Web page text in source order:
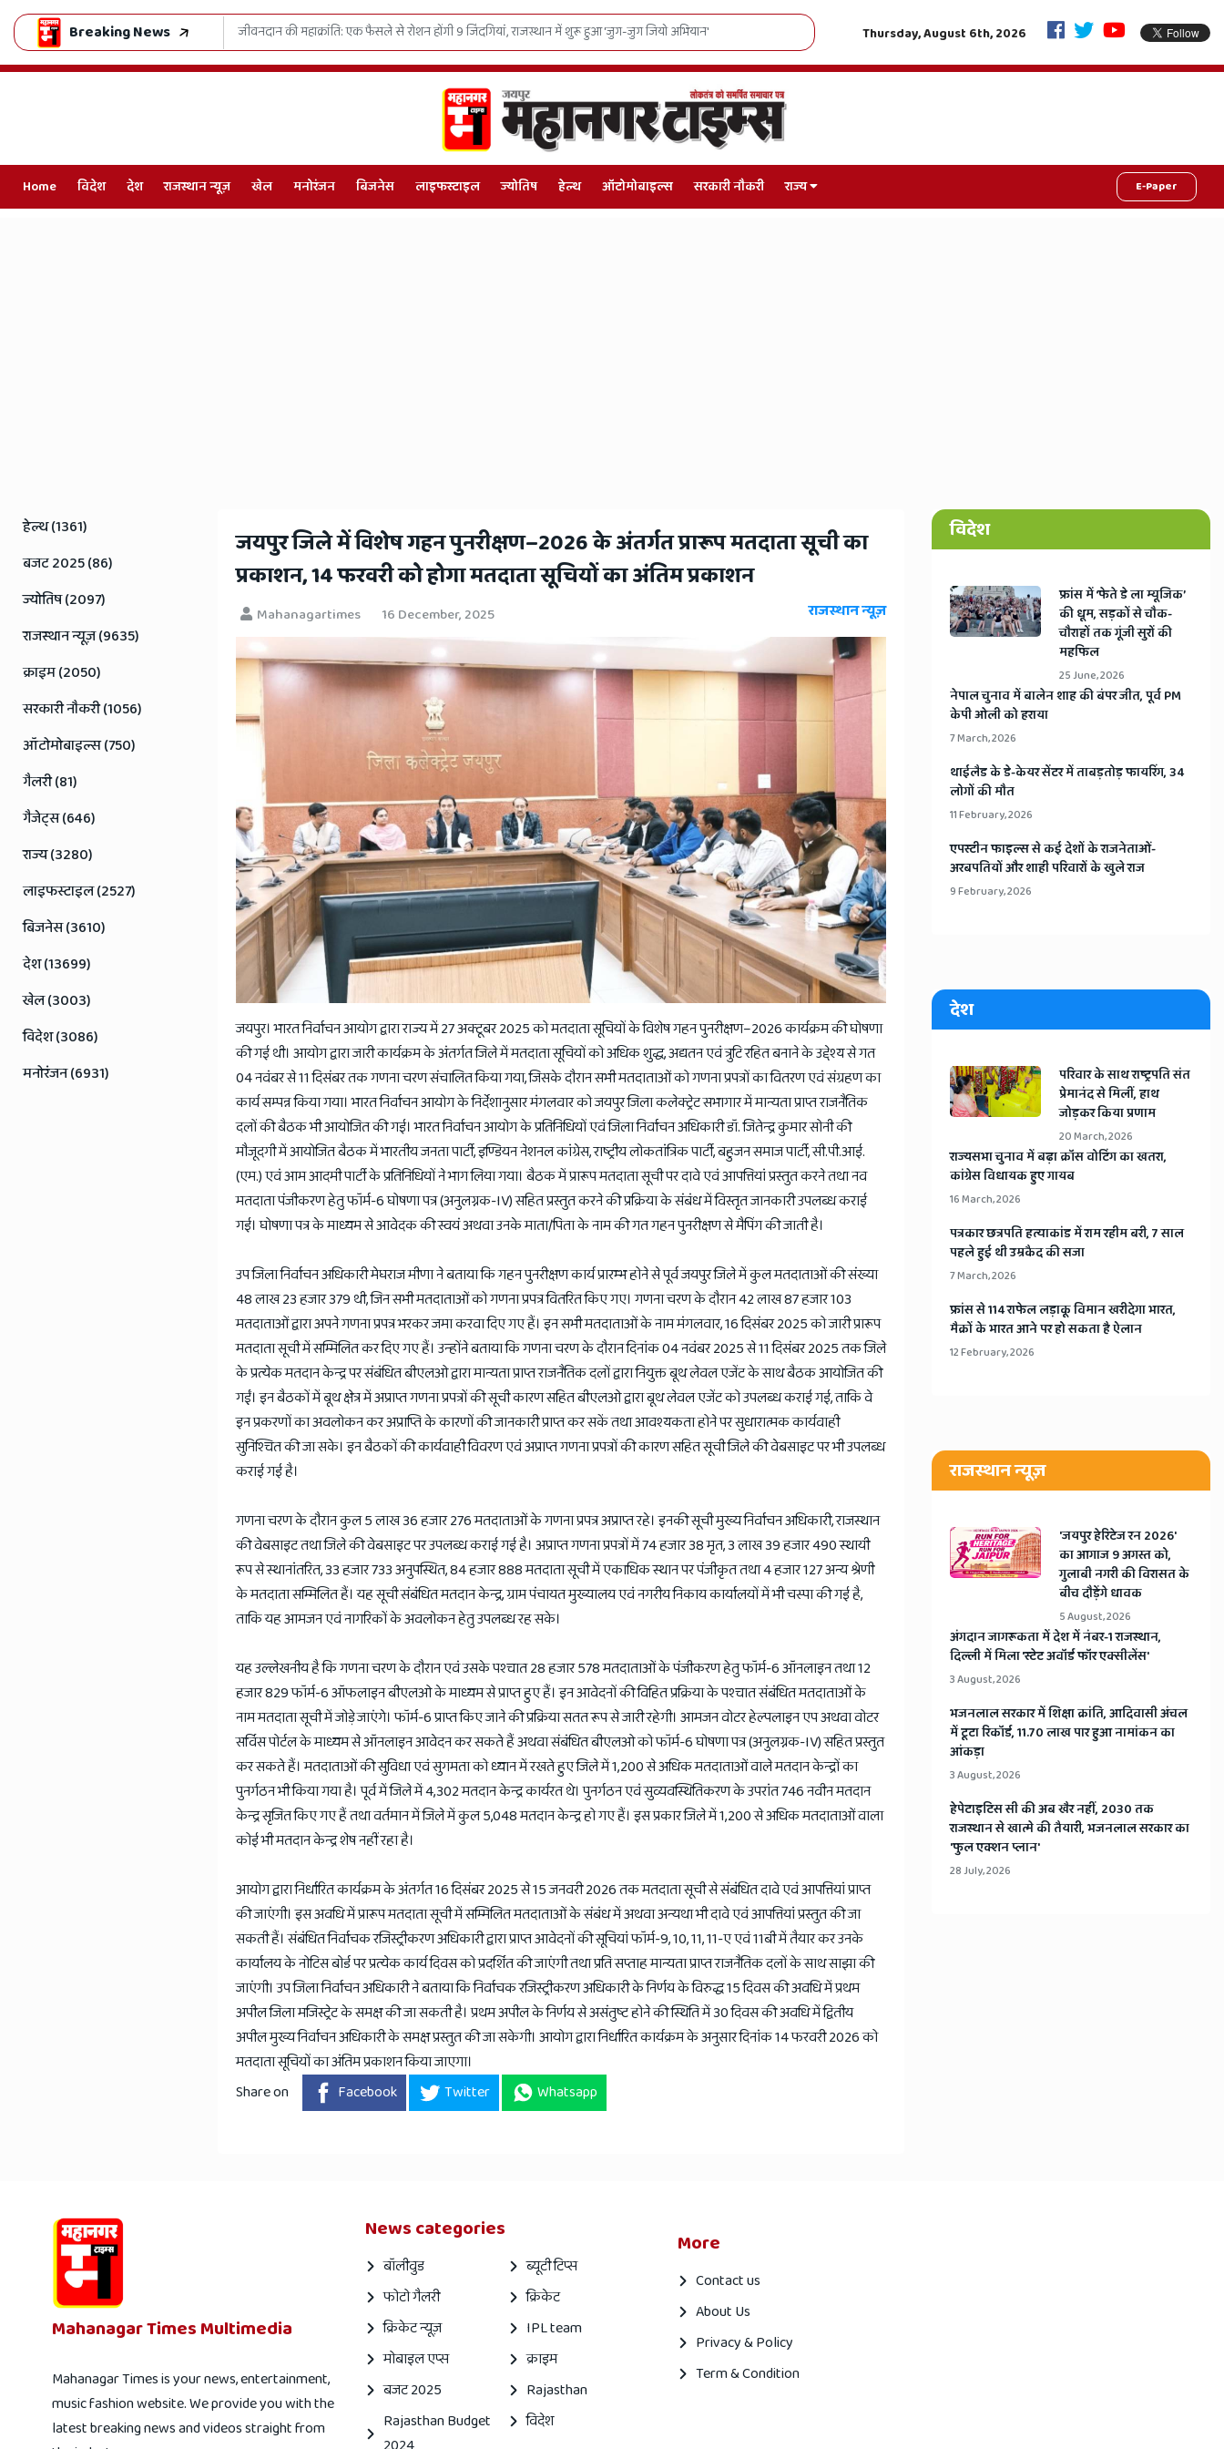
Breaking News
'जुग-जुग जियो अभियान' काशी की पवित्र रज से महका राजस्थान: 1138 मंडलों और गांवों में पहुंचेगा संत रविदास जी का संदेश हरियाली की क्रांति, राजस्थान में रचा इतिहास: मुख्यमंत्री ने किया 33 करोड़ की ‘चंदन वन
Thursday, August 6th, 2026
Home विदेश देश राजस्थान न्यूज़ खेल मनोरंजन बिजनेस लाइफस्टाइल ज्योतिष हेल्थ ऑटोमोबाइल्स सरकारी नौकरी राज्य E-Paper
​जयपुर जिले में विशेष गहन पुनरीक्षण–2026 के अंतर्गत प्रारूप मतदाता सूची का
प्रकाशन, 14 फरवरी को होगा मतदाता सूचियों का अंतिम प्रकाशन
Mahanagartimes 16 December, 2025 राजस्थान न्यूज़
जयपुर। भारत निर्वाचन आयोग द्वारा राज्य में 27 अक्टूबर 2025 को मतदाता सूचियों के विशेष गहन पुनरीक्षण–2026 कार्यक्रम की घोषणा
की गई थी। आयोग द्वारा जारी कार्यक्रम के अंतर्गत जिले में मतदाता सूचियों को अधिक शुद्ध, अद्यतन एवं त्रुटि रहित बनाने के उद्देश्य से गत
04 नवंबर से 11 दिसंबर तक गणना चरण संचालित किया गया, जिसके दौरान सभी मतदाताओं को गणना प्रपत्रों का वितरण एवं संग्रहण का
कार्य सम्पन्न किया गया। भारत निर्वाचन आयोग के निर्देशानुसार मंगलवार को जयपुर जिला कलेक्ट्रेट सभागार में मान्यता प्राप्त राजनैतिक
दलों की बैठक भी आयोजित की गई। भारत निर्वाचन आयोग के प्रतिनिधियों एवं जिला निर्वाचन अधिकारी डॉ. जितेन्द्र कुमार सोनी की
मौजूदगी में आयोजित बैठक में भारतीय जनता पार्टी, इण्डियन नेशनल कांग्रेस, राष्ट्रीय लोकतांत्रिक पार्टी, बहुजन समाज पार्टी, सी.पी.आई.
(एम.) एवं आम आदमी पार्टी के प्रतिनिधियों ने भाग लिया गया। बैठक में प्रारूप मतदाता सूची पर दावे एवं आपत्तियां प्रस्तुत करने तथा नव
मतदाता पंजीकरण हेतु फॉर्म-6 घोषणा पत्र (अनुलग्नक-IV) सहित प्रस्तुत करने की प्रक्रिया के संबंध में विस्तृत जानकारी उपलब्ध कराई
गई। घोषणा पत्र के माध्यम से आवेदक की स्वयं अथवा उनके माता/पिता के नाम की गत गहन पुनरीक्षण से मैपिंग की जाती है।
उप जिला निर्वाचन अधिकारी मेघराज मीणा ने बताया कि गहन पुनरीक्षण कार्य प्रारम्भ होने से पूर्व जयपुर जिले में कुल मतदाताओं की संख्या
48 लाख 23 हजार 379 थी, जिन सभी मतदाताओं को गणना प्रपत्र वितरित किए गए। गणना चरण के दौरान 42 लाख 87 हजार 103
मतदाताओं द्वारा अपने गणना प्रपत्र भरकर जमा करवा दिए गए हैं। इन सभी मतदाताओं के नाम मंगलवार, 16 दिसंबर 2025 को जारी प्रारूप
मतदाता सूची में सम्मिलित कर दिए गए हैं। उन्होंने बताया कि गणना चरण के दौरान दिनांक 04 नवंबर 2025 से 11 दिसंबर 2025 तक जिले
के प्रत्येक मतदान केन्द्र पर संबंधित बीएलओ द्वारा मान्यता प्राप्त राजनैतिक दलों द्वारा नियुक्त बूथ लेवल एजेंट के साथ बैठक आयोजित की
गईं। इन बैठकों में बूथ क्षेत्र में अप्राप्त गणना प्रपत्रों की सूची कारण सहित बीएलओ द्वारा बूथ लेवल एजेंट को उपलब्ध कराई गई, ताकि वे
इन प्रकरणों का अवलोकन कर अप्राप्ति के कारणों की जानकारी प्राप्त कर सकें तथा आवश्यकता होने पर सुधारात्मक कार्यवाही
सुनिश्चित की जा सके। इन बैठकों की कार्यवाही विवरण एवं अप्राप्त गणना प्रपत्रों की कारण सहित सूची जिले की वेबसाइट पर भी उपलब्ध
कराई गई है।
गणना चरण के दौरान कुल 5 लाख 36 हजार 276 मतदाताओं के गणना प्रपत्र अप्राप्त रहे। इनकी सूची मुख्य निर्वाचन अधिकारी, राजस्थान
की वेबसाइट तथा जिले की वेबसाइट पर उपलब्ध कराई गई है। अप्राप्त गणना प्रपत्रों में 74 हजार 38 मृत, 3 लाख 39 हजार 490 स्थायी
रूप से स्थानांतरित, 33 हजार 733 अनुपस्थित, 84 हजार 888 मतदाता सूची में एकाधिक स्थान पर पंजीकृत तथा 4 हजार 127 अन्य श्रेणी
के मतदाता सम्मिलित हैं। यह सूची संबंधित मतदान केन्द्र, ग्राम पंचायत मुख्यालय एवं नगरीय निकाय कार्यालयों में भी चस्पा की गई है,
ताकि यह आमजन एवं नागरिकों के अवलोकन हेतु उपलब्ध रह सके।
यह उल्लेखनीय है कि गणना चरण के दौरान एवं उसके पश्चात 28 हजार 578 मतदाताओं के पंजीकरण हेतु फॉर्म-6 ऑनलाइन तथा 12
हजार 829 फॉर्म-6 ऑफलाइन बीएलओ के माध्यम से प्राप्त हुए हैं। इन आवेदनों की विहित प्रक्रिया के पश्चात संबंधित मतदाताओं के
नाम मतदाता सूची में जोड़े जाएंगे। फॉर्म-6 प्राप्त किए जाने की प्रक्रिया सतत रूप से जारी रहेगी। आमजन वोटर हेल्पलाइन एप अथवा वोटर
सर्विस पोर्टल के माध्यम से ऑनलाइन आवेदन कर सकते हैं अथवा संबंधित बीएलओ को फॉर्म-6 घोषणा पत्र (अनुलग्नक-IV) सहित प्रस्तुत
कर सकते हैं। मतदाताओं की सुविधा एवं सुगमता को ध्यान में रखते हुए जिले में 1,200 से अधिक मतदाताओं वाले मतदान केन्द्रों का
पुनर्गठन भी किया गया है। पूर्व में जिले में 4,302 मतदान केन्द्र कार्यरत थे। पुनर्गठन एवं सुव्यवस्थितिकरण के उपरांत 746 नवीन मतदान
केन्द्र सृजित किए गए हैं तथा वर्तमान में जिले में कुल 5,048 मतदान केन्द्र हो गए हैं। इस प्रकार जिले में 1,200 से अधिक मतदाताओं वाला
कोई भी मतदान केन्द्र शेष नहीं रहा है।
आयोग द्वारा निर्धारित कार्यक्रम के अंतर्गत 16 दिसंबर 2025 से 15 जनवरी 2026 तक मतदाता सूची से संबंधित दावे एवं आपत्तियां प्राप्त
की जाएंगी। इस अवधि में प्रारूप मतदाता सूची में सम्मिलित मतदाताओं के संबंध में अथवा अन्यथा भी दावे एवं आपत्तियां प्रस्तुत की जा
सकती हैं। संबंधित निर्वाचक रजिस्ट्रीकरण अधिकारी द्वारा प्राप्त आवेदनों की सूचियां फॉर्म-9, 10, 11, 11-ए एवं 11बी में तैयार कर उनके
कार्यालय के नोटिस बोर्ड पर प्रत्येक कार्य दिवस को प्रदर्शित की जाएंगी तथा प्रति सप्ताह मान्यता प्राप्त राजनैतिक दलों के साथ साझा की
जाएंगी। उप जिला निर्वाचन अधिकारी ने बताया कि निर्वाचक रजिस्ट्रीकरण अधिकारी के निर्णय के विरुद्ध 15 दिवस की अवधि में प्रथम
अपील जिला मजिस्ट्रेट के समक्ष की जा सकती है। प्रथम अपील के निर्णय से असंतुष्ट होने की स्थिति में 30 दिवस की अवधि में द्वितीय
अपील मुख्य निर्वाचन अधिकारी के समक्ष प्रस्तुत की जा सकेगी। आयोग द्वारा निर्धारित कार्यक्रम के अनुसार दिनांक 14 फरवरी 2026 को
मतदाता सूचियों का अंतिम प्रकाशन किया जाएगा।
Share on
Facebook Twitter Whatsapp
हेल्थ (1361)
बजट 2025 (86)
ज्योतिष (2097)
राजस्थान न्यूज़ (9635)
क्राइम (2050)
सरकारी नौकरी (1056)
ऑटोमोबाइल्स (750)
गैलरी (81)
गैजेट्स (646)
राज्य (3280)
लाइफस्टाइल (2527)
बिजनेस (3610)
देश (13699)
खेल (3003)
विदेश (3086)
मनोरंजन (6931)
विदेश
​फ्रांस में ‘फेते डे ला म्यूजिक’
की धूम, सड़कों से चौक-
चौराहों तक गूंजी सुरों की
महफिल
25 June, 2026
​नेपाल चुनाव में बालेन शाह की बंपर जीत, पूर्व PM
केपी ओली को हराया
7 March, 2026
​थाईलैड के डे-केयर सेंटर में ताबड़तोड़ फायरिंग, 34
लोगों की मौत
11 February, 2026
​एपस्टीन फाइल्स से कई देशों के राजनेताओं-
अरबपतियों और शाही परिवारों के खुले राज
9 February, 2026
देश
​परिवार के साथ राष्ट्रपति संत
प्रेमानंद से मिलीं, हाथ
जोड़कर किया प्रणाम
20 March, 2026
​राज्यसभा चुनाव में बढ़ा क्रॉस वोटिंग का खतरा,
कांग्रेस विधायक हुए गायब
16 March, 2026
​पत्रकार छत्रपति हत्याकांड में राम रहीम बरी, 7 साल
पहले हुई थी उम्रकैद की सजा
7 March, 2026
​फ्रांस से 114 राफेल लड़ाकू विमान खरीदेगा भारत,
मैक्रों के भारत आने पर हो सकता है ऐलान
12 February, 2026
राजस्थान न्यूज़
​'जयपुर हेरिटेज रन 2026'
का आगाज 9 अगस्त को,
गुलाबी नगरी की विरासत के
बीच दौड़ेंगे धावक
5 August, 2026
अंगदान जागरूकता में देश में नंबर-1 राजस्थान,
दिल्ली में मिला 'स्टेट अवॉर्ड फॉर एक्सीलेंस'
3 August, 2026
भजनलाल सरकार में शिक्षा क्रांति, आदिवासी अंचल
में टूटा रिकॉर्ड, 11.70 लाख पार हुआ नामांकन का
आंकड़ा
3 August, 2026
हेपेटाइटिस सी की अब खैर नहीं, 2030 तक
राजस्थान से खात्मे की तैयारी, भजनलाल सरकार का
'फुल एक्शन प्लान'
28 July, 2026
Mahanagar Times Multimedia
Mahanagar Times is your news, entertainment,
music fashion website. We provide you with the
latest breaking news and videos straight from
News categories
बॉलीवुड
ब्यूटी टिप्स
फोटो गैलरी
क्रिकेट
क्रिकेट न्यूज़
IPL team
मोबाइल एप्स
क्राइम
बजट 2025
Rajasthan
Rajasthan Budget
विदेश
More
Contact us
About Us
Privacy & Policy
Term & Condition